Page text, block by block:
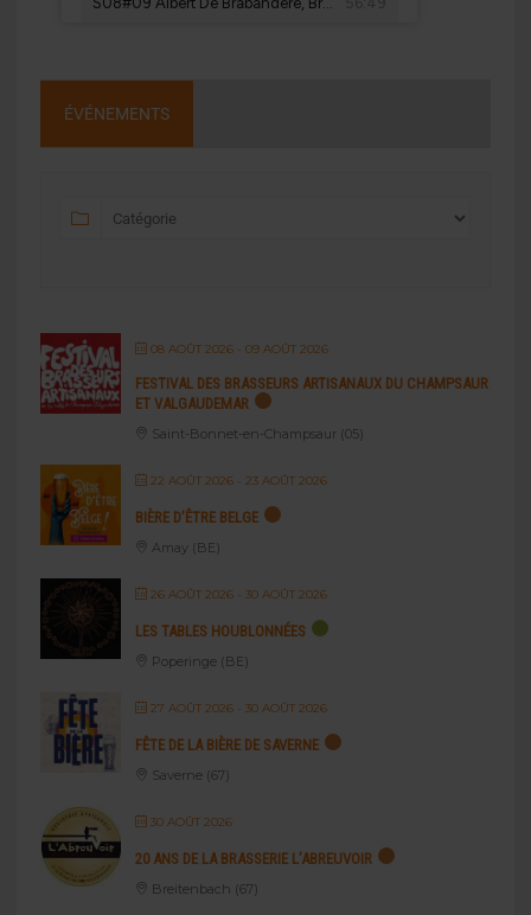
ÉVÉNEMENTS
08 AOÛT 2026- 09 AOÛT 2026
FESTIVAL DES BRASSEURS ARTISANAUX DU CHAMPSAUR
ET VALGAUDEMAR
Saint-Bonnet-en-Champsaur (05)
22 AOÛT 2026- 23 AOÛT 2026
BIÈRE D’ÊTRE BELGE
Amay (BE)
26 AOÛT 2026- 30 AOÛT 2026
LES TABLES HOUBLONNÉES
Poperinge (BE)
27 AOÛT 2026- 30 AOÛT 2026
FÊTE DE LA BIÈRE DE SAVERNE
Saverne (67)
30 AOÛT 2026
20 ANS DE LA BRASSERIE L’ABREUVOIR
Breitenbach (67)